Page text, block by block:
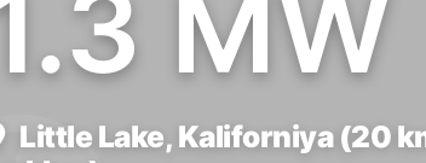
MW
Little Lake, Kaliforniya (20